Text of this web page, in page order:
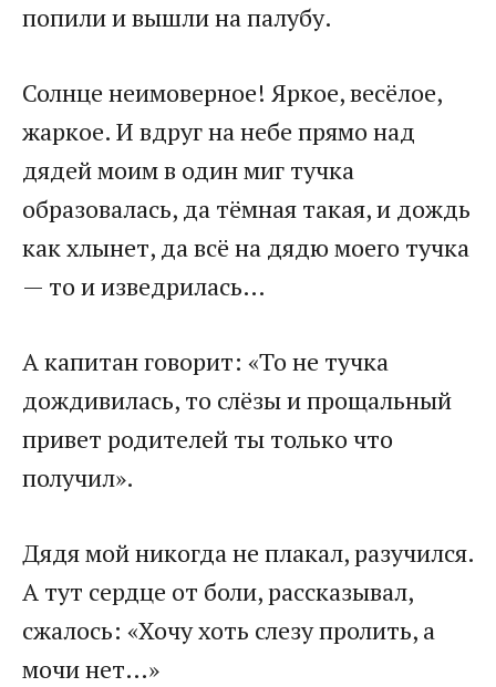
попили и вышли на палубу.​
​Солнце неимоверное! Яркое, весёлое,
жаркое. И вдруг на небе прямо над
дядей моим в один миг тучка
образовалась, да тёмная такая, и дождь
как хлынет, да всё на дядю моего тучка
— то и изведрилась…​
​А капитан говорит: «То не тучка
дождивилась, то слёзы и прощальный
привет родителей ты только что
получил».​
​Дядя мой никогда не плакал, разучился.
А тут сердце от боли, рассказывал,
сжалось: «Хочу хоть слезу пролить, а
мочи нет…»​